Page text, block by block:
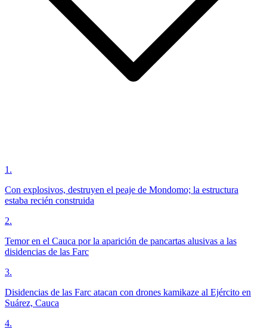
1 .
Con explosivos, destruyen el peaje de Mondomo; la estructura
estaba recién construida
2.
Temor en el Cauca por la aparición de pancartas alusivas a las
disidencias de las Farc
3.
Disidencias de las Farc atacan con drones kamikaze al Ejército en
Suárez, Cauca
4.